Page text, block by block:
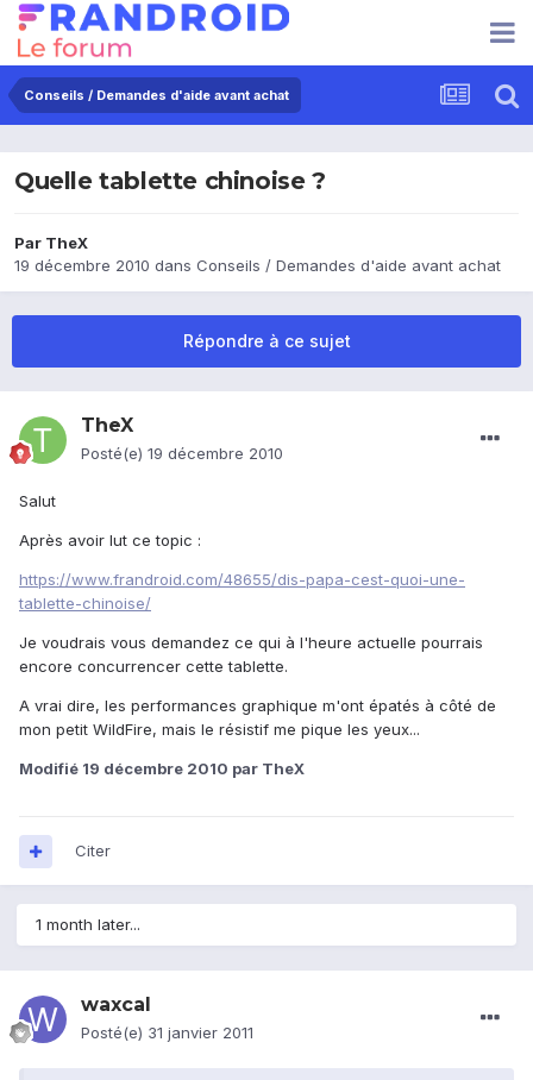
Conseils / Demandes d'aide avant achat
Quelle tablette chinoise ?
Par TheX
19 décembre 2010 dans Conseils / Demandes d'aide avant achat
Répondre à ce sujet
TheX
Posté(e) 19 décembre 2010
Salut
Après avoir lut ce topic :
https://www.frandroid.com/48655/dis-papa-cest-quoi-une-
tablette-chinoise/
Je voudrais vous demandez ce qui à l'heure actuelle pourrais
encore concurrencer cette tablette.
A vrai dire, les performances graphique m'ont épatés à côté de
mon petit WildFire, mais le résistif me pique les yeux...
Modifié 19 décembre 2010 par TheX
Citer
1 month later...
waxcal
Posté(e) 31 janvier 2011